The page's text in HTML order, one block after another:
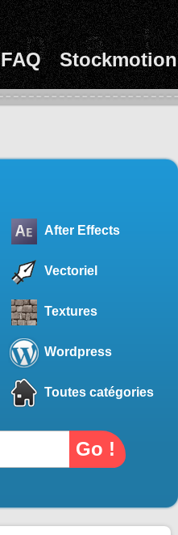
FAQ Stockmotion
After Effects
Vectoriel
Textures
Wordpress
Toutes catégories